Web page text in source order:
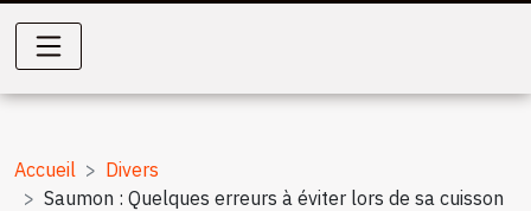
Accueil
Divers
Saumon : Quelques erreurs à éviter lors de sa cuisson